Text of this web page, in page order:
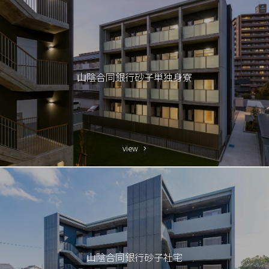
山陰合同銀行砂子単独身寮
山陰合同銀行砂子社宅